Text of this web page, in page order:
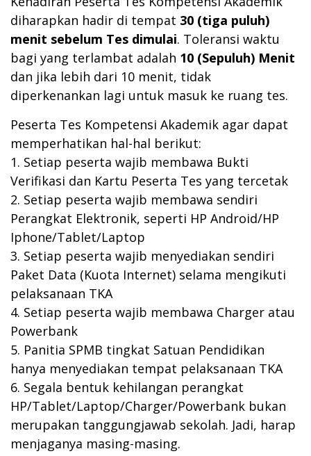
diharapkan hadir di tempat 30 (tiga puluh)
menit sebelum Tes dimulai. Toleransi waktu
bagi yang terlambat adalah 10 (Sepuluh) Menit
dan jika lebih dari 10 menit, tidak
diperkenankan lagi untuk masuk ke ruang tes.
Peserta Tes Kompetensi Akademik agar dapat
memperhatikan hal-hal berikut:
1. Setiap peserta wajib membawa Bukti
Verifikasi dan Kartu Peserta Tes yang tercetak
2. Setiap peserta wajib membawa sendiri
Perangkat Elektronik, seperti HP Android/HP
Iphone/Tablet/Laptop
3. Setiap peserta wajib menyediakan sendiri
Paket Data (Kuota Internet) selama mengikuti
pelaksanaan TKA
4. Setiap peserta wajib membawa Charger atau
Powerbank
5. Panitia SPMB tingkat Satuan Pendidikan
hanya menyediakan tempat pelaksanaan TKA
6. Segala bentuk kehilangan perangkat
HP/Tablet/Laptop/Charger/Powerbank bukan
merupakan tanggungjawab sekolah. Jadi, harap
menjaganya masing-masing.